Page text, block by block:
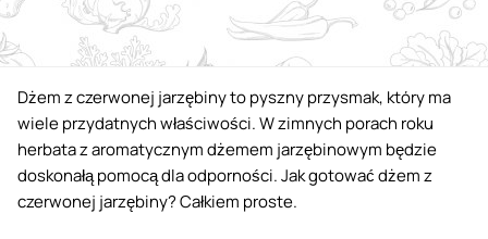
Dżem z czerwonej jarzębiny to pyszny przysmak, który ma
wiele przydatnych właściwości. W zimnych porach roku
herbata z aromatycznym dżemem jarzębinowym będzie
doskonałą pomocą dla odporności. Jak gotować dżem z
czerwonej jarzębiny? Całkiem proste.